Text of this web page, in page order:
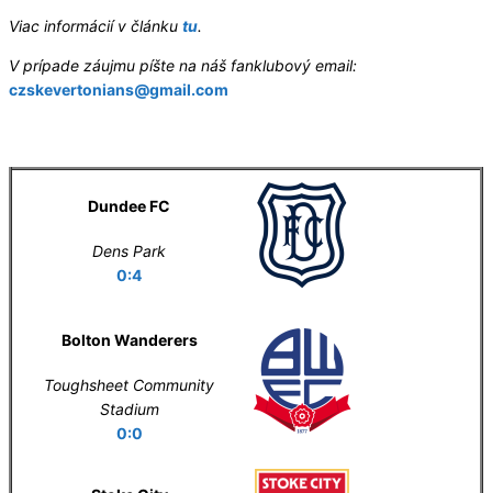
Viac informácií v článku tu.
V prípade záujmu píšte na náš fanklubový email:
czskevertonians@gmail.com
Dundee FC
Dens Park
0:4
Bolton Wanderers
Toughsheet Community
Stadium
0:0